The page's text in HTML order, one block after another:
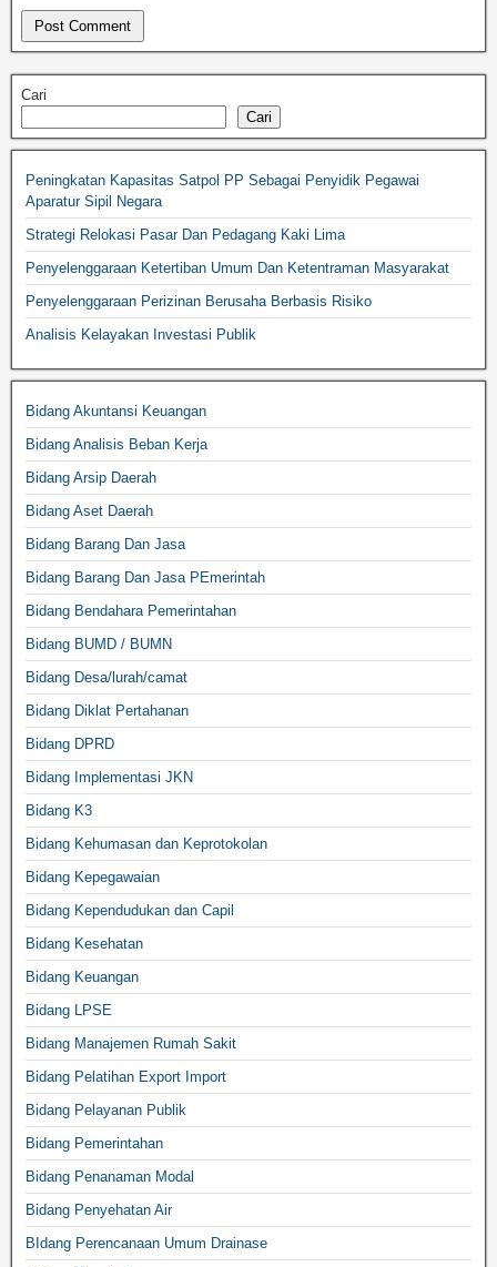
Cari
Cari
Peningkatan Kapasitas Satpol PP Sebagai Penyidik Pegawai
Aparatur Sipil Negara
Strategi Relokasi Pasar Dan Pedagang Kaki Lima
Penyelenggaraan Ketertiban Umum Dan Ketentraman Masyarakat
Penyelenggaraan Perizinan Berusaha Berbasis Risiko
Analisis Kelayakan Investasi Publik
Bidang Akuntansi Keuangan
Bidang Analisis Beban Kerja
Bidang Arsip Daerah
Bidang Aset Daerah
Bidang Barang Dan Jasa
Bidang Barang Dan Jasa PEmerintah
Bidang Bendahara Pemerintahan
Bidang BUMD / BUMN
Bidang Desa/lurah/camat
Bidang Diklat Pertahanan
Bidang DPRD
Bidang Implementasi JKN
Bidang K3
Bidang Kehumasan dan Keprotokolan
Bidang Kepegawaian
Bidang Kependudukan dan Capil
Bidang Kesehatan
Bidang Keuangan
Bidang LPSE
Bidang Manajemen Rumah Sakit
Bidang Pelatihan Export Import
Bidang Pelayanan Publik
Bidang Pemerintahan
Bidang Penanaman Modal
Bidang Penyehatan Air
BIdang Perencanaan Umum Drainase